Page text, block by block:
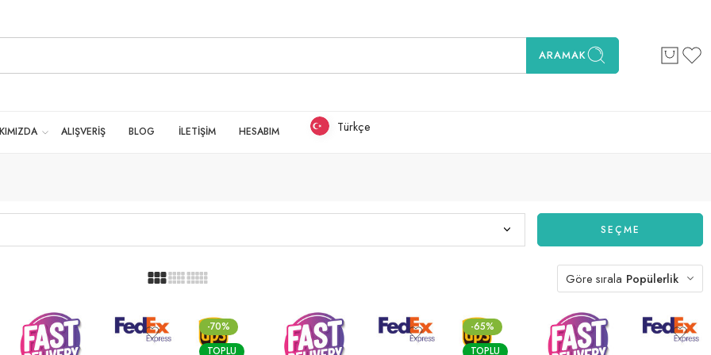
ARAMAK
ALIŞVERİŞ BLOG İLETİŞİM HESABIM Türkçe
SEÇME
Göre sırala Popülerlik
-70%
TOPLU
-65%
TOPLU